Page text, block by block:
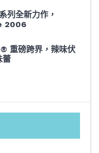
列全新力作，
2006
重磅跨界，辣味伏
蕾